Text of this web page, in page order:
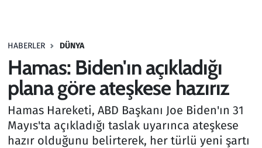
HABERLER DÜNYA
Hamas: Biden'ın açıkladığı
plana göre ateşkese hazırız
Hamas Hareketi, ABD Başkanı Joe Biden'ın 31
Mayıs'ta açıkladığı taslak uyarınca ateşkese
hazır olduğunu belirterek, her türlü yeni şartı
Haber
Kültür Sanat
Kurumsal Haberler
Lezzet Durağı